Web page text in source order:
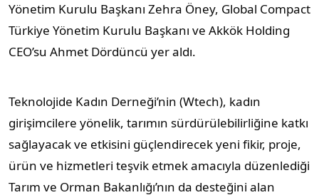
Yönetim Kurulu Başkanı Zehra Öney, Global Compact
Türkiye Yönetim Kurulu Başkanı ve Akkök Holding
CEO’su Ahmet Dördüncü yer aldı.
Teknolojide Kadın Derneği’nin (Wtech), kadın
girişimcilere yönelik, tarımın sürdürülebilirliğine katkı
sağlayacak ve etkisini güçlendirecek yeni fikir, proje,
ürün ve hizmetleri teşvik etmek amacıyla düzenlediği
Tarım ve Orman Bakanlığı’nın da desteğini alan